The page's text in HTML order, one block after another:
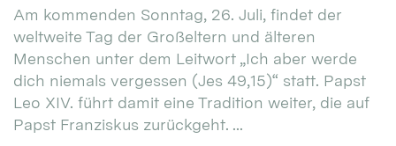
Am kommenden Sonntag, 26. Juli, findet der
weltweite Tag der Großeltern und älteren
Menschen unter dem Leitwort „Ich aber werde
dich niemals vergessen (Jes 49,15)“ statt. Papst
Leo XIV. führt damit eine Tradition weiter, die auf
Papst Franziskus zurückgeht. ...